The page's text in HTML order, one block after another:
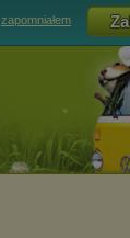
zapomniałem